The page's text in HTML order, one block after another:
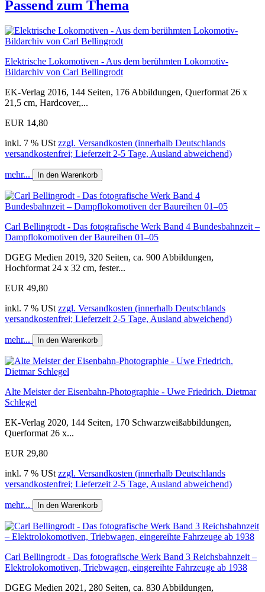
Passend zum Thema
Elektrische Lokomotiven - Aus dem berühmten Lokomotiv-
Bildarchiv von Carl Bellingrodt
EK-Verlag 2016, 144 Seiten, 176 Abbildungen, Querformat 26 x
21,5 cm, Hardcover,...
EUR 14,80
inkl. 7 % USt zzgl. Versandkosten (innerhalb Deutschlands
versandkostenfrei; Lieferzeit 2-5 Tage, Ausland abweichend)
mehr... In den Warenkorb
Carl Bellingrodt - Das fotografische Werk Band 4 Bundesbahnzeit –
Dampflokomotiven der Baureihen 01–05
DGEG Medien 2019, 320 Seiten, ca. 900 Abbildungen,
Hochformat 24 x 32 cm, fester...
EUR 49,80
inkl. 7 % USt zzgl. Versandkosten (innerhalb Deutschlands
versandkostenfrei; Lieferzeit 2-5 Tage, Ausland abweichend)
mehr... In den Warenkorb
Alte Meister der Eisenbahn-Photographie - Uwe Friedrich. Dietmar
Schlegel
EK-Verlag 2020, 144 Seiten, 170 Schwarzweißabbildungen,
Querformat 26 x...
EUR 29,80
inkl. 7 % USt zzgl. Versandkosten (innerhalb Deutschlands
versandkostenfrei; Lieferzeit 2-5 Tage, Ausland abweichend)
mehr... In den Warenkorb
Carl Bellingrodt - Das fotografische Werk Band 3 Reichsbahnzeit –
Elektrolokomotiven, Triebwagen, eingereihte Fahrzeuge ab 1938
DGEG Medien 2021, 280 Seiten, ca. 830 Abbildungen,